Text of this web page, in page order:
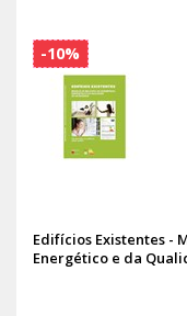
Edifícios Existentes -
Energético e da
-10%